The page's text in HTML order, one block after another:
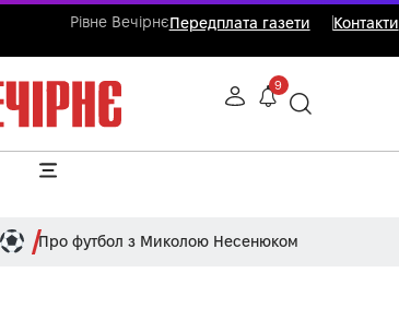
Рівне ВечірнєПередплата газети Контакти
9
Про футбол з Миколою Несенюком